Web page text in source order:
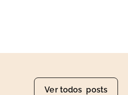
Ver todos posts